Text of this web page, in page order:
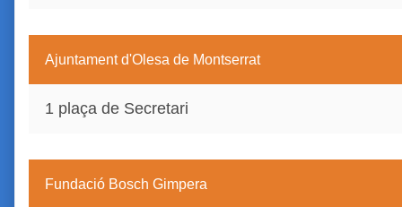
Ajuntament d'Olesa de Montserrat
1 plaça de Secretari
Fundació Bosch Gimpera